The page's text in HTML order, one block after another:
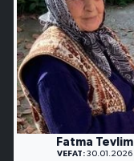
Fatma Tevlim
VEFAT: 30.01.2026